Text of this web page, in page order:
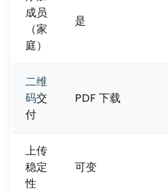
成员
（家
庭）
是
二维
码交
付
PDF 下载
上传
稳定
性
可变